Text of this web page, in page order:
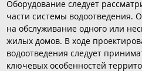
Оборудование следует
части системы водоотведения.
на обслуживание одного или
жилых домов. В ходе
водоотведения следует
ключевых особенностей